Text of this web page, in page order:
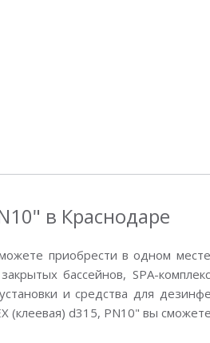
в Краснодаре
приобрести в одном
бассейнов, SPA-
и средства для
(клеевая) d315, PN10" вы